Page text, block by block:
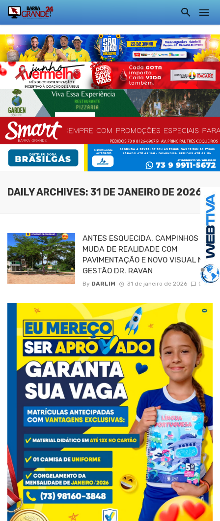
DAILY ARCHIVES: 31 DE JANEIRO DE 2026
ANTES ESQUECIDA, CAMPINHOS
MUDA DE REALIDADE COM
PAVIMENTAÇÃO E NOVO VISUAL NA
GESTÃO DR. RAVAN
By DARLIM 31 de janeiro de 2026 0